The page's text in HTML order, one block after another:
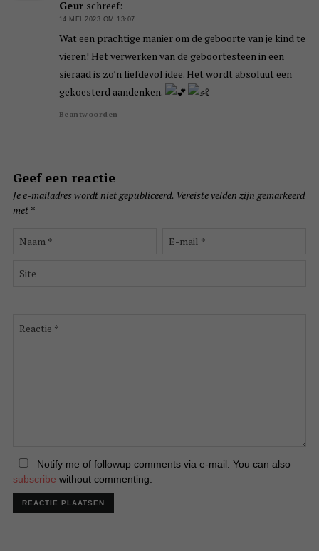
Geur schreef:
14 MEI 2023 OM 13:07
Wat een prachtige manier om de geboorte van je kind te
vieren! Het verwerken van de geboortesteen in een
sieraad is zo’n liefdevol idee. Het wordt absoluut een
gekoesterd aandenken.
Beantwoorden
Geef een reactie
Je e-mailadres wordt niet gepubliceerd. Vereiste velden zijn gemarkeerd
met *
Notify me of followup comments via e-mail. You can also
subscribe without commenting.